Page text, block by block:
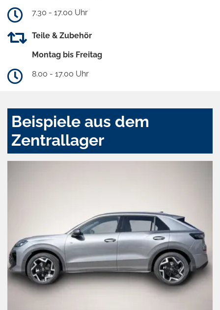
7.30 - 17.00 Uhr
Teile & Zubehör
Montag bis Freitag
8.00 - 17.00 Uhr
Beispiele aus dem
Zentrallager